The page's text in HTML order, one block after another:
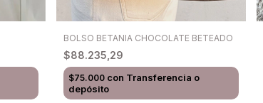
BOLSO BETANIA CHOCOLATE BETEADO
$88.235,29
$75.000 con Transferencia o
depósito